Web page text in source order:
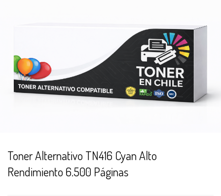
Toner Alternativo TN416 Cyan Alto
Rendimiento 6.500 Páginas